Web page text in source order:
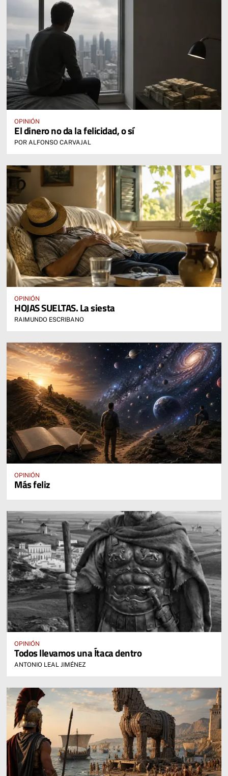
OPINIÓN
El dinero no da la felicidad, o sí
POR ALFONSO CARVAJAL
OPINIÓN
HOJAS SUELTAS. La siesta
RAIMUNDO ESCRIBANO
OPINIÓN
Más feliz
OPINIÓN
Todos llevamos una Ítaca dentro
ANTONIO LEAL JIMÉNEZ